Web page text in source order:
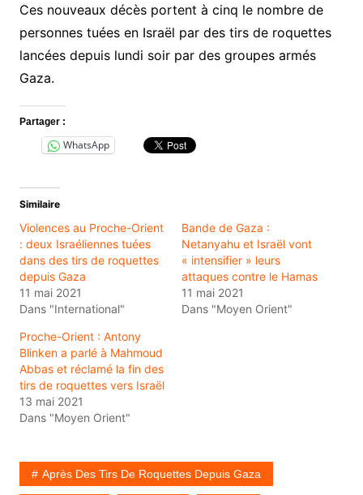
Ces nouveaux décès portent à cinq le nombre de
personnes tuées en Israël par des tirs de roquettes
lancées depuis lundi soir par des groupes armés
Gaza.
Partager :
WhatsApp
Similaire
Violences au Proche-Orient
: deux Israéliennes tuées
dans des tirs de roquettes
depuis Gaza
11 mai 2021
Dans "International"
Bande de Gaza :
Netanyahu et Israël vont
« intensifier » leurs
attaques contre le Hamas
11 mai 2021
Dans "Moyen Orient"
Proche-Orient : Antony
Blinken a parlé à Mahmoud
Abbas et réclamé la fin des
tirs de roquettes vers Israël
13 mai 2021
Dans "Moyen Orient"
Après Des Tirs De Roquettes Depuis Gaza